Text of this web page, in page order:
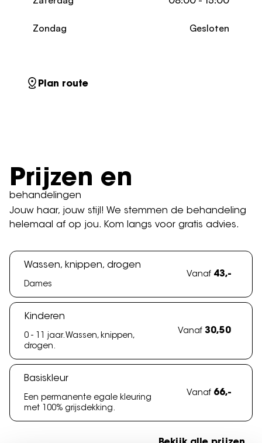
Zondag Gesloten
Plan route
Prijzen en
behandelingen
Jouw haar, jouw stijl! We stemmen de behandeling
helemaal af op jou. Kom langs voor gratis advies.
Wassen, knippen, drogen
Dames
Vanaf 43,-
Kinderen
0 - 11 jaar. Wassen, knippen,
drogen.
Vanaf 30,50
Basiskleur
Een permanente egale kleuring
met 100% grijsdekking.
Vanaf 66,-